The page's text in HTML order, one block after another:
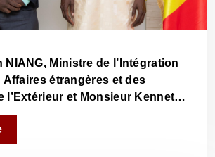
NIANG, Ministre de l’Intégration
étrangères et des
l’Extérieur et Monsieur Kenneth
exécutif du Réseau africain
Inter-Partis (AIPDN).